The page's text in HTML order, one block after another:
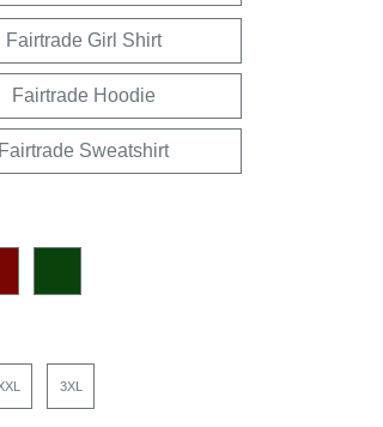
Fairtrade Girl Shirt
Fairtrade Hoodie
Fairtrade Sweatshirt
3XL